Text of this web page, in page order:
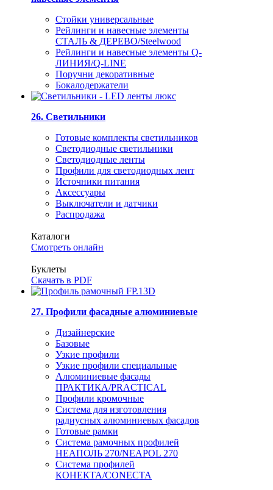
Стойки универсальные
Рейлинги и навесные элементы
СТАЛЬ & ДЕРЕВО/Steelwood
Рейлинги и навесные элементы Q-
ЛИНИЯ/Q-LINE
Поручни декоративные
Бокалодержатели
26. Светильники
Готовые комплекты светильников
Светодиодные светильники
Светодиодные ленты
Профили для светодиодных лент
Источники питания
Аксессуары
Выключатели и датчики
Распродажа
Каталоги
Смотреть онлайн
Буклеты
Скачать в PDF
27. Профили фасадные алюминиевые
Дизайнерские
Базовые
Узкие профили
Узкие профили специальные
Алюминиевые фасады
ПРАКТИКА/PRACTICAL
Профили кромочные
Система для изготовления
радиусных алюминиевых фасадов
Готовые рамки
Система рамочных профилей
НЕАПОЛЬ 270/NEAPOL 270
Система профилей
КОНЕКТА/CONECTA